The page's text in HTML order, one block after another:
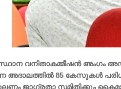
വനിതാകമ്മീഷൻ അംഗം
അദാലത്തിൽ 85 കേസുകൾ
ജാഗ്രതാ സമിതിക്കും